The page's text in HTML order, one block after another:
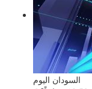
السودان اليوم